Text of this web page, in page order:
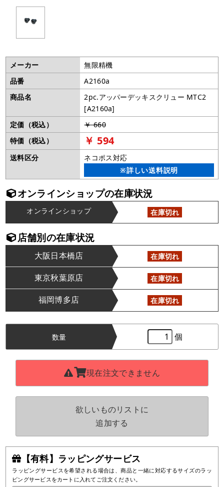
メーカー
無限精機
品番
A2160a
商品名
2pc.アッパーデッキスクリュー MTC2
[A2160a]
定価（税込）
￥ 660
特価（税込）
￥ 594
送料区分
ネコポス対応
※詳しい送料説明
オンラインショップの在庫状況
オンラインショップ 在庫切れ
店舗別の在庫状況
大阪日本橋店 在庫切れ
東京秋葉原店 在庫切れ
福岡博多店 在庫切れ
【有料】ラッピングサービス
ラッピングサービスを希望される場合は、商品と一緒に対応するサイズのラッ
ピングサービスをカートに入れてご注文ください。
数量 個
現在注文できません
欲しいものリストに
追加する